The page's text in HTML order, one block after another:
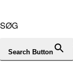
SØG
Search Button